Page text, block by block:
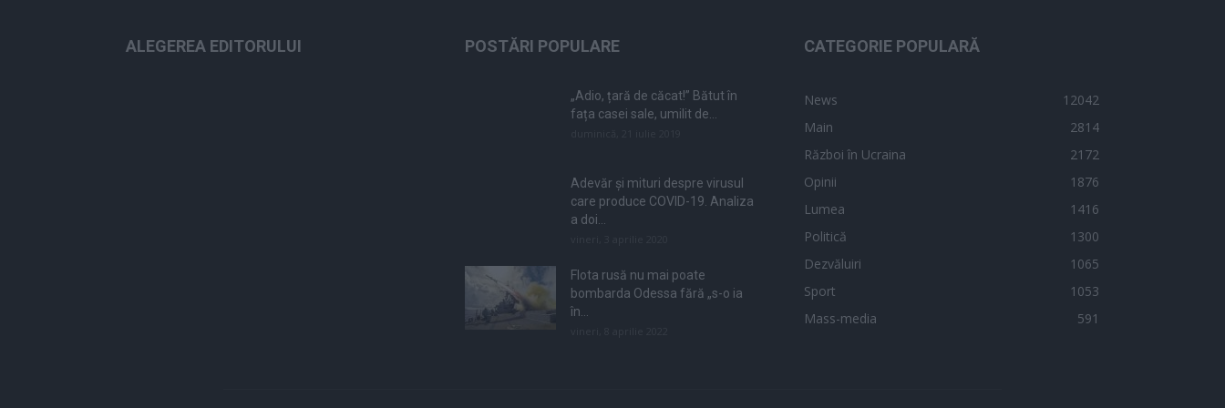
ALEGEREA EDITORULUI POSTĂRI POPULARE
„Adio, țară de căcat!” Bătut în
fața casei sale, umilit de...
Adevăr și mituri despre virusul
care produce COVID-19. Analiza
a doi...
Flota rusă nu mai poate
bombarda Odessa fără „s-o ia
în...
CATEGORIE POPULARĂ
News
12042
Main
2814
Război în Ucraina
2172
Opinii
1876
Lumea
1416
Politică
1300
Dezvăluiri
1065
Sport
1053
Mass-media
591